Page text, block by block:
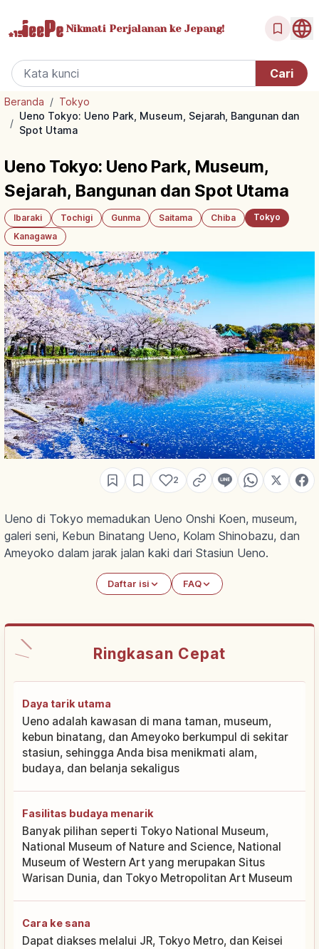
Nikmati Perjalanan ke Jepang!
Beranda / Tokyo
/
Ueno Tokyo: Ueno Park, Museum, Sejarah, Bangunan dan
Spot Utama
Ueno Tokyo: Ueno Park, Museum,
Sejarah, Bangunan dan Spot Utama
Ibaraki Tochigi Gunma Saitama Chiba
Tokyo
Kanagawa
2
Ueno di Tokyo memadukan Ueno Onshi Koen, museum,
galeri seni, Kebun Binatang Ueno, Kolam Shinobazu, dan
Ameyoko dalam jarak jalan kaki dari Stasiun Ueno.
Daftar isi FAQ
Ringkasan Cepat
Daya tarik utama
Ueno adalah kawasan di mana taman, museum,
kebun binatang, dan Ameyoko berkumpul di sekitar
stasiun, sehingga Anda bisa menikmati alam,
budaya, dan belanja sekaligus
Fasilitas budaya menarik
Banyak pilihan seperti Tokyo National Museum,
National Museum of Nature and Science, National
Museum of Western Art yang merupakan Situs
Warisan Dunia, dan Tokyo Metropolitan Art Museum
Cara ke sana
Dapat diakses melalui JR, Tokyo Metro, dan Keisei